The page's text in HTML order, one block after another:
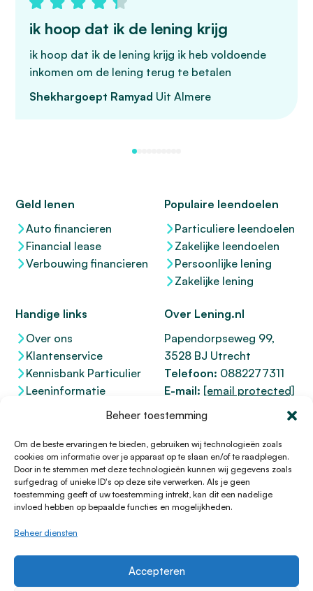
Beheer toestemming
Om de beste ervaringen te bieden, gebruiken wij technologieën zoals
cookies om informatie over je apparaat op te slaan en/of te raadplegen.
Door in te stemmen met deze technologieën kunnen wij gegevens zoals
surfgedrag of unieke ID's op deze site verwerken. Als je geen
toestemming geeft of uw toestemming intrekt, kan dit een nadelige
invloed hebben op bepaalde functies en mogelijkheden.
Beheer diensten
Accepteren
ik hoop dat ik de lening krijg
ik hoop dat ik de lening krijg ik heb voldoende
inkomen om de lening terug te betalen
Shekhargoept Ramyad Uit Almere
Geld lenen
Auto financieren
Financial lease
Verbouwing financieren
Populaire leendoelen
Particuliere leendoelen
Zakelijke leendoelen
Persoonlijke lening
Zakelijke lening
Handige links
Over ons
Klantenservice
Kennisbank Particulier
Leeninformatie
Over Lening.nl
Papendorpseweg 99,
3528 BJ Utrecht
Telefoon: 0882277311
E-mail: [email protected]
KvK 76100200
12047091
Kifid 300.017942
© 1996 - 2026 Lening.nl
Privacy Policy
HTML Sitemap